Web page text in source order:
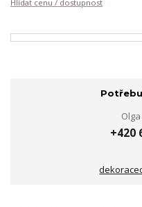
Hlídat cenu / dostupnost
+420